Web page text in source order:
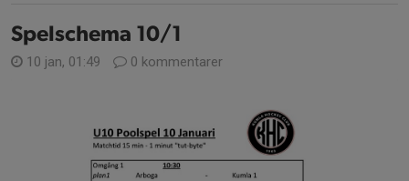
Spelschema 10/1
10 jan, 01:49 0 kommentarer